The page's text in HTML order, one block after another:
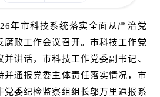
市科技系统落实全面从严治党
腐败工作会议召开。市科技工作党
讲话，市科技工作党委副书记、
并通报党委主体责任落实情况，市
党委纪检监察组组长邬万里通报系